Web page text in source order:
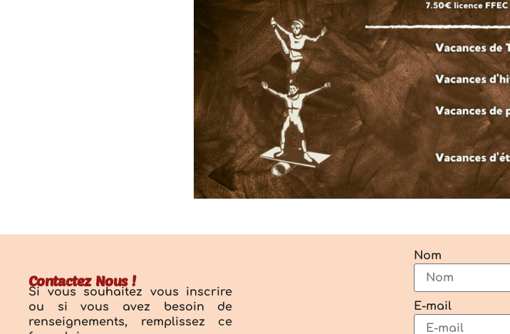
Contactez Nous !
Si vous souhaitez vous inscrire
ou si vous avez besoin de
renseignements, remplissez ce
Nom
E-mail